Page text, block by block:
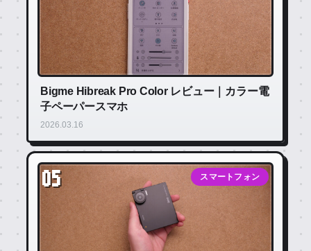
Bigme Hibreak Pro Color レビュー｜カラー電
子ペーパースマホ
2026.03.16
05 スマートフォン